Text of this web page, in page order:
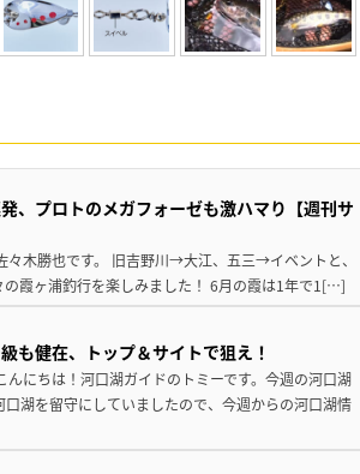
、プロトのメガフォーゼも激ハマり【週刊サ
木勝也です。 旧吉野川→大江、五三→イベントと、
霞ヶ浦釣行を楽しみました！ 6月の霞は1年で1[…]
も健在、トップ＆サイトで狙え！
にちは！河口湖ガイドのトミーです。今週の河口湖
湖を留守にしていましたので、今週からの河口湖情